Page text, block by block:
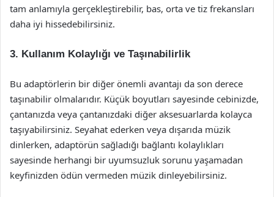
tam anlamıyla gerçekleştirebilir, bas, orta ve tiz frekansları
daha iyi hissedebilirsiniz.
3. Kullanım Kolaylığı ve Taşınabilirlik
Bu adaptörlerin bir diğer önemli avantajı da son derece
taşınabilir olmalarıdır. Küçük boyutları sayesinde cebinizde,
çantanızda veya çantanızdaki diğer aksesuarlarda kolayca
taşıyabilirsiniz. Seyahat ederken veya dışarıda müzik
dinlerken, adaptörün sağladığı bağlantı kolaylıkları
sayesinde herhangi bir uyumsuzluk sorunu yaşamadan
keyfinizden ödün vermeden müzik dinleyebilirsiniz.